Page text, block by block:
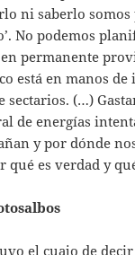
ni saberlo somos
No podemos
en permanente
está en manos
sectarios. (…)
de energías
y por dónde
qué es verdad y
el cuajo de